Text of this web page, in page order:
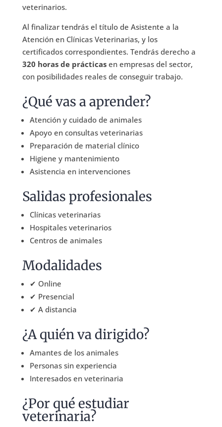
veterinarios.
Al finalizar tendrás el título de Asistente a la
Atención en Clínicas Veterinarias, y los
certificados correspondientes. Tendrás derecho a
320 horas de prácticasen empresas del sector,
con posibilidades reales de conseguir trabajo.
¿Qué vas a aprender?
Atención y cuidado de animales
Apoyo en consultas veterinarias
Preparación de material clínico
Higiene y mantenimiento
Asistencia en intervenciones
Salidas profesionales
Clínicas veterinarias
Hospitales veterinarios
Centros de animales
Modalidades
✔ Online
✔ Presencial
✔ A distancia
¿A quién va dirigido?
Amantes de los animales
Personas sin experiencia
Interesados en veterinaria
¿Por qué estudiar
veterinaria?